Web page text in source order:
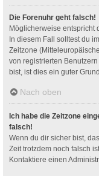
Die Forenuhr geht falsch!
Möglicherweise entspricht
In diesem Fall solltest du
Zeitzone
von registrierten
bist, ist dies ein guter
Nach oben
Ich habe die Zeitzone
falsch!
Wenn du dir sicher bist,
Zeit trotzdem noch falsch
Kontaktiere einen